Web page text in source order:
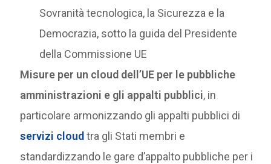
Sovranità tecnologica, la Sicurezza e la
Democrazia, sotto la guida del Presidente
della Commissione UE
Misure per un cloud dell’UE per le pubbliche
amministrazioni e gli appalti pubblici, in
particolare armonizzando gli appalti pubblici di
servizi cloud tra gli Stati membri e
standardizzando le gare d’appalto pubbliche per i